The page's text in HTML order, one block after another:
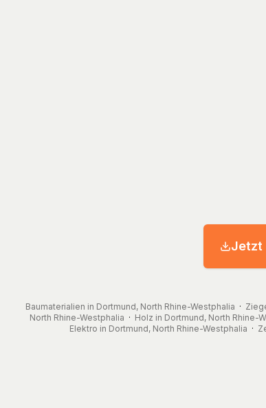
Jetzt
Baumaterialien in Dortmund, North Rhine-Westphalia ·
North Rhine-Westphalia · Holz in Dortmund, North Rhine-
Elektro in Dortmund, North Rhine-Westphalia ·